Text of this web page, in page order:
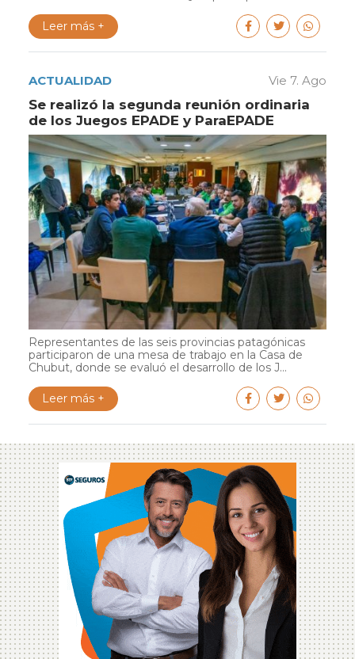
Leer más +
ACTUALIDAD Vie 7. Ago
Se realizó la segunda reunión ordinaria
de los Juegos EPADE y ParaEPADE
Representantes de las seis provincias patagónicas
participaron de una mesa de trabajo en la Casa de
Chubut, donde se evaluó el desarrollo de los J...
Leer más +